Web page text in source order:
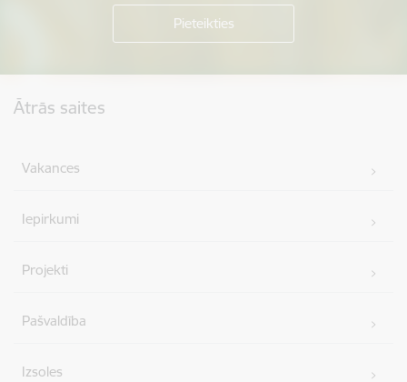
Ātrās saites
Vakances
Iepirkumi
Projekti
Pašvaldība
Izsoles